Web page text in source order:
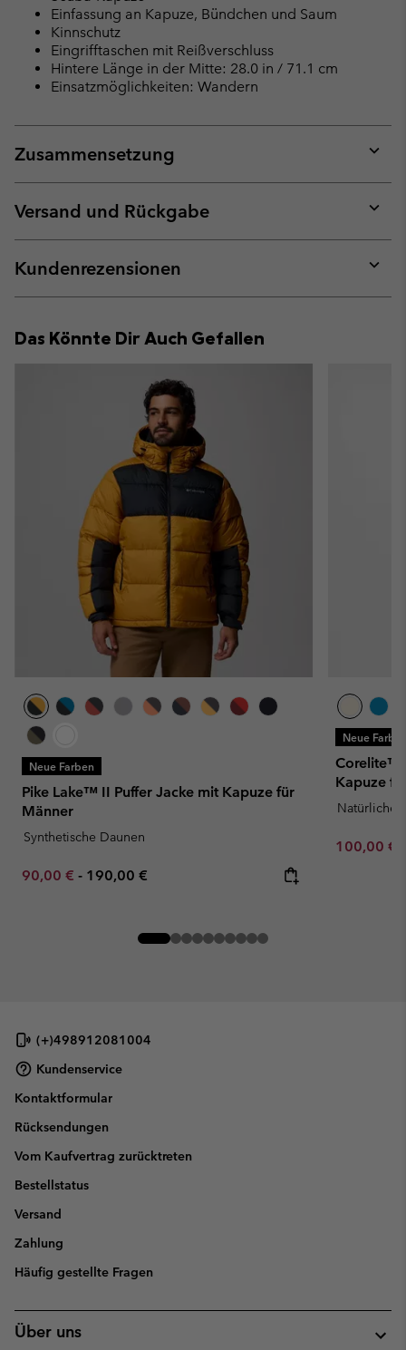
Einfassung an Kapuze, Bündchen und Saum
Kinnschutz
Eingrifftaschen mit Reißverschluss
Hintere Länge in der Mitte: 28.0 in / 71.1 cm
Einsatzmöglichkeiten: Wandern
Zusammensetzung
or
Versand und Rückgabe
or
Kundenrezensionen
or
Das Könnte Dir Auch Gefallen
Neue Farben
Pike Lake™ II Puffer Jacke mit Kapuze für
Männer
Synthetische Daunen
Minimum sale price:
90,00 € - Maximum price:
190,00 €
Neue
Corelite™
Kapuze
Natürliche
Minimum
100,00 €
(+)498912081004
Kundenservice
Kontaktformular
Rücksendungen
Vom Kaufvertrag zurücktreten
Bestellstatus
Versand
Zahlung
Häufig gestellte Fragen
Über uns